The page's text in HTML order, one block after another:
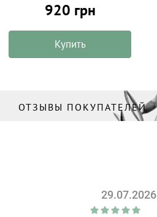
920 грн
Купить
ОТЗЫВЫ ПОКУПАТЕЛЕЙ
29.07.2026